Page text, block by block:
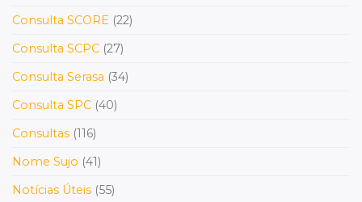
Consulta SCORE (22)
Consulta SCPC (27)
Consulta Serasa (34)
Consulta SPC (40)
Consultas (116)
Nome Sujo (41)
Notícias Úteis (55)